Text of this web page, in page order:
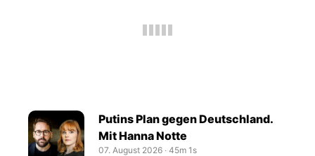
Putins Plan gegen Deutschland.
Mit Hanna Notte
07. August 2026 ‧ 45m 1s